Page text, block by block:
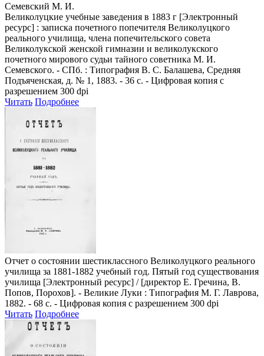
Семевский М. И.
Великолуцкие учебные заведения в 1883 г [Электронный
ресурс] : записка почетного попечителя Великолуцкого
реального училища, члена попечительского совета
Великолукской женской гимназии и великолукского
почетного мирового судьи тайного советника М. И.
Семевского. - СПб. : Типография В. С. Балашева, Средняя
Подъяченская, д. № 1, 1883. - 36 с. - Цифровая копия с
разрешением 300 dpi
Читать Подробнее
Отчет о состоянии шестиклассного Великолуцкого реального
училища за 1881-1882 учебный год. Пятый год существования
училища [Электронный ресурс] / [директор Е. Гречина, В.
Попов, Порохов]. - Великие Луки : Типография М. Г. Лаврова,
1882. - 68 с. - Цифровая копия с разрешением 300 dpi
Читать Подробнее